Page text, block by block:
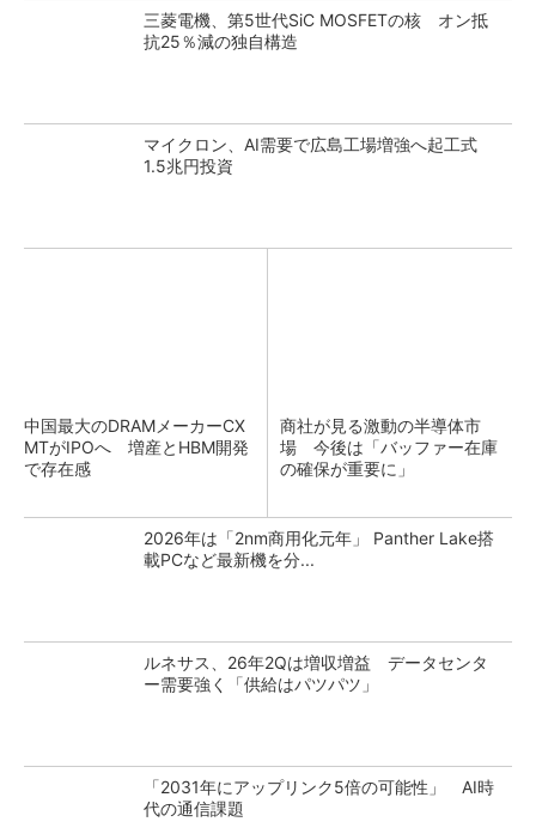
三菱電機、第5世代SiC MOSFETの核 オン抵
抗25％減の独自構造
マイクロン、AI需要で広島工場増強へ起工式
1.5兆円投資
中国最大のDRAMメーカーCX
MTがIPOへ 増産とHBM開発
で存在感
商社が見る激動の半導体市
場 今後は「バッファー在庫
の確保が重要に」
2026年は「2nm商用化元年」 Panther Lake搭
載PCなど最新機を分...
ルネサス、26年2Qは増収増益 データセンタ
ー需要強く「供給はパツパツ」
「2031年にアップリンク5倍の可能性」 AI時
代の通信課題